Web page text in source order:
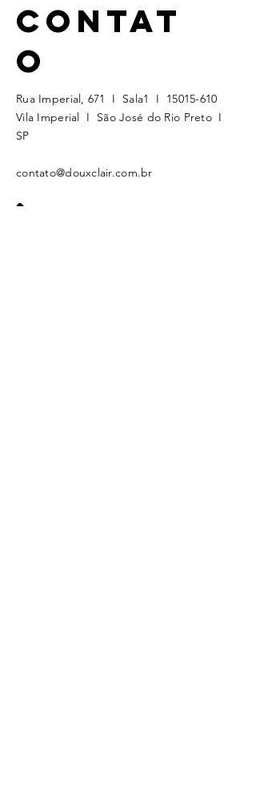
CONTAT
O
Rua Imperial, 671 I Sala1 I 15015-610
Vila Imperial I São José do Rio Preto I
SP​​
contato@douxclair.com.br